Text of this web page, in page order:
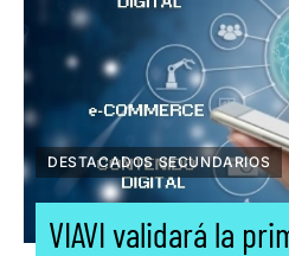
DESTACADOS SECUNDARIOS
VIAVI validará la